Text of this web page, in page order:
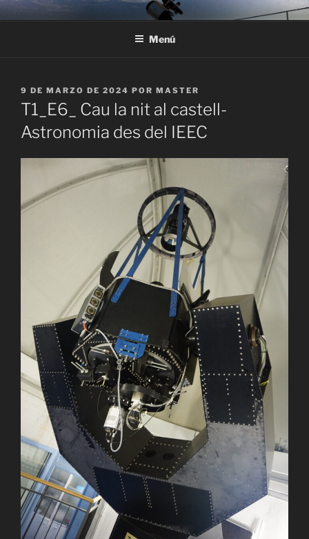
Saltar
al
ASTRONOMÍA EN EL
Observación de estrellas, constelaciones y planetas Astroturismo
Menú
PUBLICADO
EL
9 DE MARZO DE 2024 POR MASTER
T1_E6_ Cau la nit al castell-
Astronomia des del IEEC